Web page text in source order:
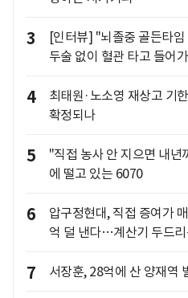
3
[인터뷰] "뇌졸중 골든타
두술 없이 혈관 타고 들어
4
최태원·노소영 재상고 기
확정되나
5
"직접 농사 안 지으면 내
에 떨고 있는 6070
6
압구정현대, 직접 증여가
억 덜 낸다…계산기 두드
7 서장훈, 28억에 산 양재역